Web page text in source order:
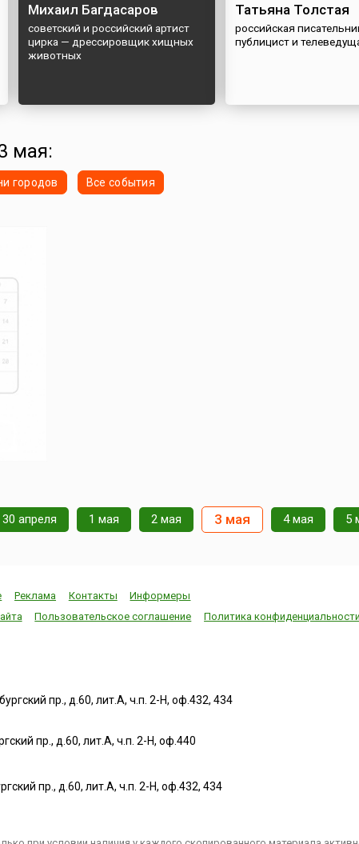
Михаил Багдасаров
советский и российский артист
цирка — дрессировщик хищных
животных
Татьяна Толстая
российская
публицист и
мая:
городов Все события
30 апреля 1 мая 2 мая 3 мая 4 мая 5
Реклама Контакты
Информеры
Пользовательское соглашение Политика конфиденциальности
пр., д.60, лит.А, ч.п. 2-Н, оф.432, 434
пр., д.60, лит.А, ч.п. 2-Н, оф.440
пр., д.60, лит.А, ч.п. 2-Н, оф.432, 434